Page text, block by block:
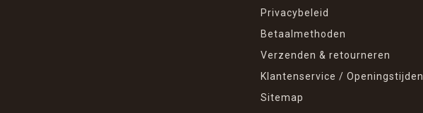
Privacybeleid
Betaalmethoden
Verzenden & retourneren
Klantenservice / Openingstijden
Sitemap